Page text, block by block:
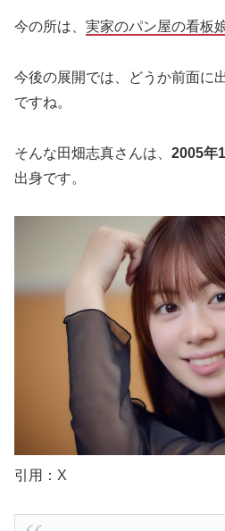
今の所は、 実家のパン屋の看板
今後の展開では、どうか前面に
ですね。
そんな田畑志真さんは、 2005年
出身です。
引用：X